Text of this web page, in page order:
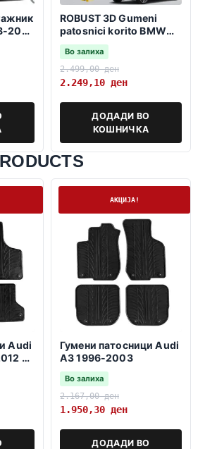
2023
ROBUST 3D Gumeni
patosnici korito BMW
X2 F39 2018-2023
Во залиха
2.499,00ден
2.249,10 ден
ДОДАДИ ВО
КОШНИЧКА
Audi
3
АКЦИЈА!
Гумени патосници Audi
A3 1996-2003
Во залиха
2.167,00ден
1.950,30 ден
ДОДАДИ ВО